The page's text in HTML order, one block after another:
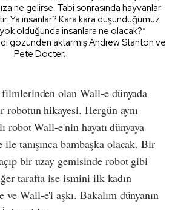
ne gelirse. Tabi sonrasında hayvanlar
Ya insanlar? Kara kara düşündüğümüz
olduğunda insanlara ne olacak?“
gözünden aktarmış Andrew Stanton ve
Pete Docter.
filmlerinden olan Wall-e dünyada
robotun hikayesi. Hergün aynı
robot Wall-e'nin hayatı dünyaya
ile tanışınca bambaşka olacak. Bir
bir uzay gemisinde robot gibi
tarafta ise ismini ilk kadın
ve Wall-e'i aşkı. Bakalım dünyanın